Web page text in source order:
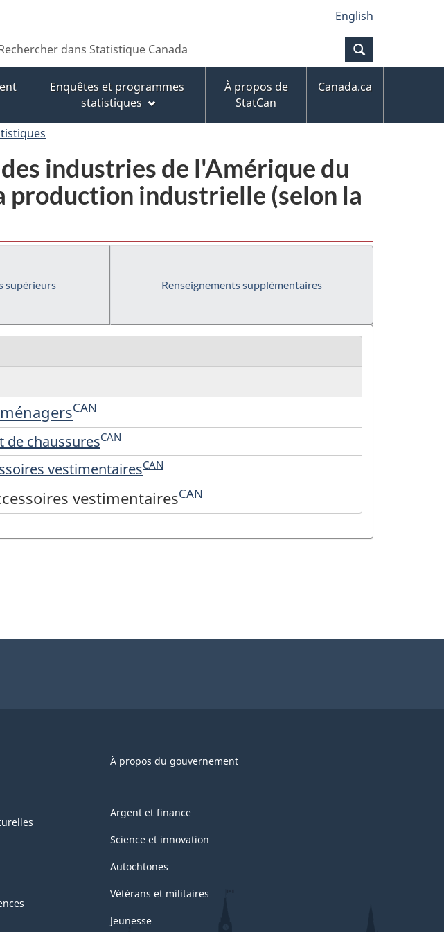
English
Enquêtes et programmes
statistiques
À propos de
StatCan
Canada.ca
industries de l'Amérique du
production industrielle (selon la
supérieurs Renseignements supplémentaires
CAN
de chaussuresCAN
vestimentairesCAN
vestimentairesCAN
À propos du gouvernement
Argent et finance
Science et innovation
Autochtones
Vétérans et militaires
Jeunesse